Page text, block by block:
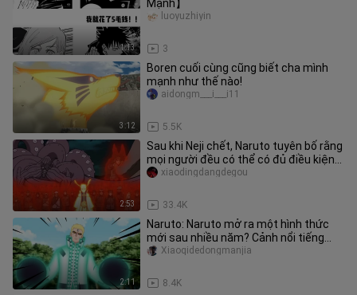
1:13
Mạnh】
3
luoyuzhiyin
3:12
Boren cuối cùng cũng biết cha mình
mạnh như thế nào!
5.5K
aidongm___i___i11
2:53
Sau khi Neji chết, Naruto tuyên bố rằng
mọi người đều có thể có đủ điều kiện
nhận Thẻ trải nghiệm Ch
33.4K
xiaodingdangdegou
2:11
Naruto: Naruto mở ra một hình thức
mới sau nhiều năm? Cảnh nổi tiếng
của Naruto Seven Generations!
8.4K
Xiaoqidedongmanjia